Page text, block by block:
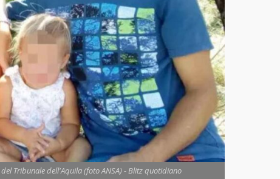
Tribunale dell'Aquila (foto ANSA) - Blitz quotidiano